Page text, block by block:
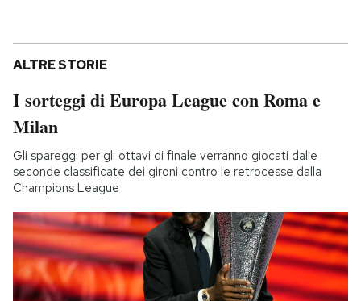
ALTRE STORIE
I sorteggi di Europa League con Roma e
Milan
Gli spareggi per gli ottavi di finale verranno giocati dalle
seconde classificate dei gironi contro le retrocesse dalla
Champions League